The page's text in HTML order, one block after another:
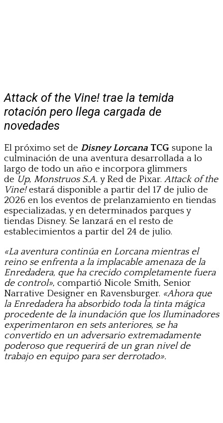
Attack of the Vine! trae la temida
rotación pero llega cargada de
novedades
El próximo set de Disney Lorcana TCG supone la
culminación de una aventura desarrollada a lo
largo de todo un año e incorpora glimmers
de Up, Monstruos S.A. y Red de Pixar. Attack of the
Vine!estará disponible a partir del 17 de julio de
2026 en los eventos de prelanzamiento en tiendas
especializadas, y en determinados parques y
tiendas Disney. Se lanzará en el resto de
establecimientos a partir del 24 de julio.
«La aventura continúa en Lorcana mientras el
reino se enfrenta a la implacable amenaza de la
Enredadera, que ha crecido completamente fuera
de control», compartió Nicole Smith, Senior
Narrative Designer en Ravensburger. «Ahora que
la Enredadera ha absorbido toda la tinta mágica
procedente de la inundación que los Iluminadores
experimentaron en sets anteriores, se ha
convertido en un adversario extremadamente
poderoso que requerirá de un gran nivel de
trabajo en equipo para ser derrotado».